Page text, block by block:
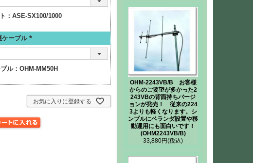
：ASE-SX100/1000
ケーブル
(必
ル：OHM-MM50H
お気に入りに登録する
OHM-2243VB/B お客様
からのご要望が多かった2
243VBの背面持ちバージ
ョンが発売！ 従来の224
3よりも軽くなります。シ
ンプルにベランダ設置や移
動運用にも面白いです！
(OHM2243VB/B)
33,880円(税込)